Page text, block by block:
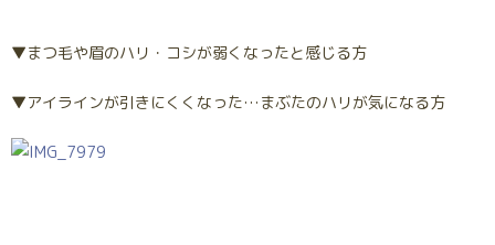
▼まつ毛や眉のハリ・コシが弱くなったと感じる方
▼アイラインが引きにくくなった…まぶたのハリが気になる方